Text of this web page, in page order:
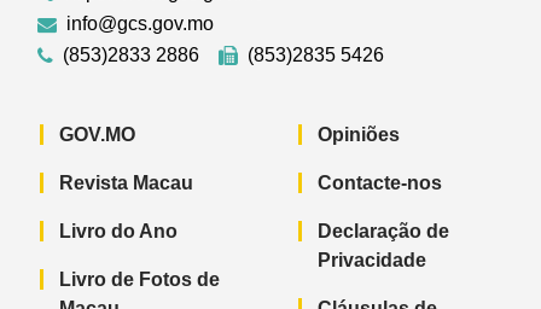
info@gcs.gov.mo
(853)2833 2886
(853)2835 5426
GOV.MO
Revista Macau
Livro do Ano
Livro de Fotos de
Opiniões
Contacte-nos
Declaração de
Privacidade